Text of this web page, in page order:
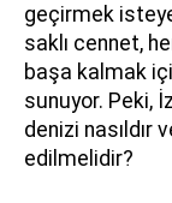
geçirmek
saklı cennet,
başa kalmak
sunuyor. Peki,
denizi nasıldır
edilmelidir?